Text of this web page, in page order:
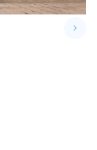
keyboard_arrow_right